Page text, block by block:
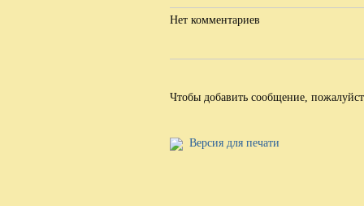
Нет комментариев
Чтобы добавить сообщение,
Версия для печати